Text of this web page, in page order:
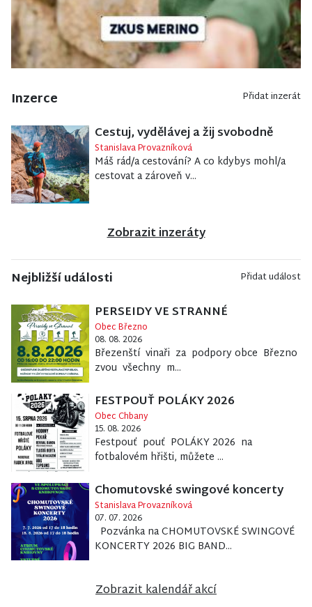
Inzerce Přidat inzerát
Cestuj, vydělávej a žij svobodně
Stanislava Provazníková
Máš rád/a cestování? A co kdybys mohl/a
cestovat a zároveň v...
Zobrazit inzeráty
Nejbližší události Přidat událost
PERSEIDY VE STRANNÉ
Obec Březno
08. 08. 2026
Březenští vinaři za podpory obce Březno
zvou všechny m...
FESTPOUŤ POLÁKY 2026
Obec Chbany
15. 08. 2026
Festpouť pouť POLÁKY 2026 na
fotbalovém hřišti, můžete ...
Chomutovské swingové koncerty
Stanislava Provazníková
07. 07. 2026
Pozvánka na CHOMUTOVSKÉ SWINGOVÉ
KONCERTY 2026 BIG BAND...
Zobrazit kalendář akcí